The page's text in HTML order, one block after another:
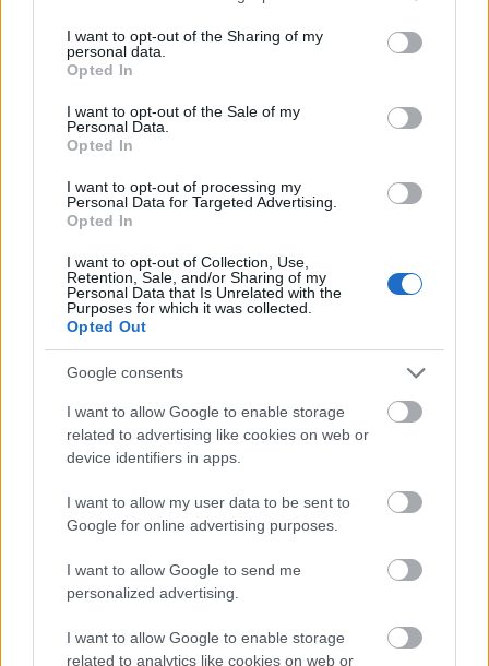
not limited to your visit or usage behaviour. You may click to
grant or deny consent to Google and its third-party tags to
use your data for below specified purposes in below Google
consent section.
I want to opt-out of the Sharing of my
personal data.
Opted In
I want to opt-out of the Sale of my
Personal Data.
Opted In
I want to opt-out of processing my
Personal Data for Targeted Advertising.
Opted In
I want to opt-out of Collection, Use,
Retention, Sale, and/or Sharing of my
Personal Data that Is Unrelated with the
Purposes for which it was collected.
Opted Out
Google consents
I want to allow Google to enable storage
related to advertising like cookies on web or
device identifiers in apps.
I want to allow my user data to be sent to
Google for online advertising purposes.
I want to allow Google to send me
personalized advertising.
I want to allow Google to enable storage
related to analytics like cookies on web or